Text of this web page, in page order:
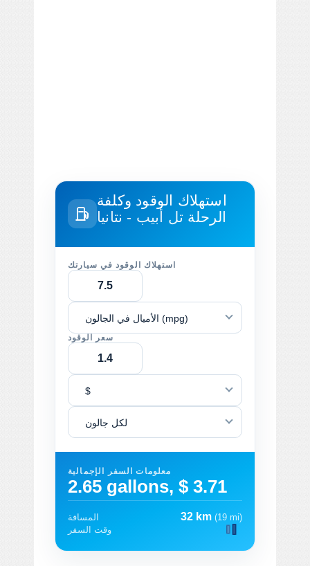
استهلاك الوقود وكلفة
الرحلة تل أبيب - نتانيا
استهلاك الوقود في سيارتك
الأميال في الجالون (mpg)
سعر الوقود
$
لكل جالون
معلومات السفر الإجمالية
2.65 gallons, $ 3.71
المسافة 32 km (19 mi)
وقت السفر